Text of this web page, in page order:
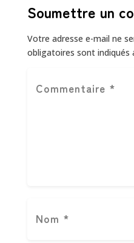
Soumettre un
Votre adresse e-mail ne
obligatoires sont indiqués